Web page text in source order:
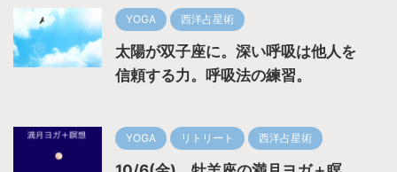
YOGA 西洋占星術
太陽が双子座に。深い呼吸は他人を
信頼する力。呼吸法の練習。
YOGA リトリート 西洋占星術